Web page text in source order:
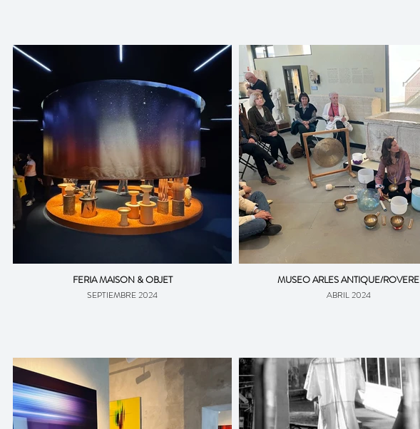
FERIA MAISON & OBJET
SEPTIEMBRE 2024
MUSEO ARLES ANTIQUE/ROVERE
ABRIL 2024